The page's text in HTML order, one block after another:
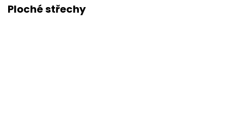
Ploché střechy